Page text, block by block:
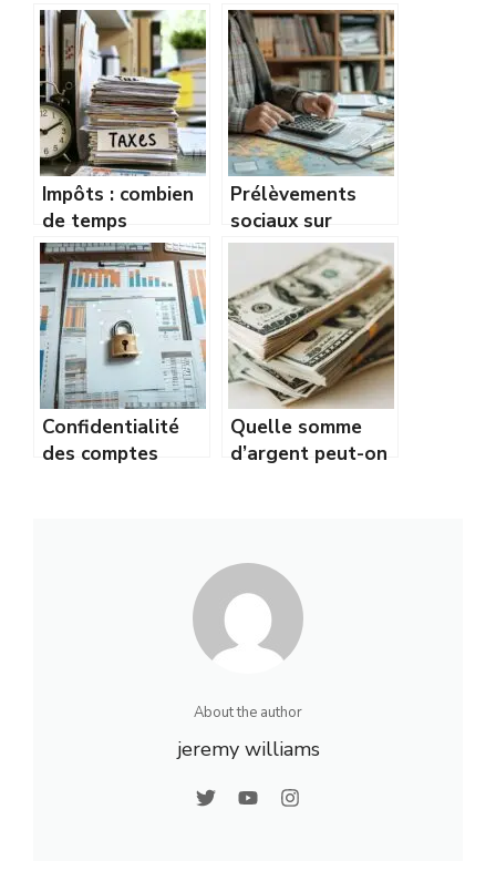
Impôts : combien
de temps
conserver ses
papiers et
documents
fiscaux ? Guide
des délais de
conservation
Prélèvements
sociaux sur
revenus fonciers :
définition, taux et
calcul pour les
propriétaires
bailleurs
Confidentialité
des comptes
Quelle somme
d’argent peut-on
règles des dons
exonérés
About the author
jeremy williams